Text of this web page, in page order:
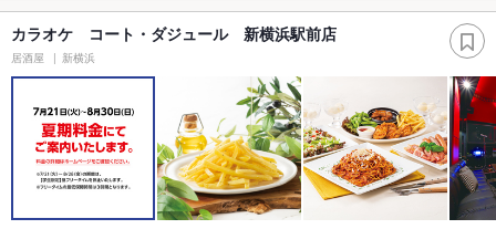
カラオケ コート・ダジュール 新横浜駅前店
居酒屋 新横浜